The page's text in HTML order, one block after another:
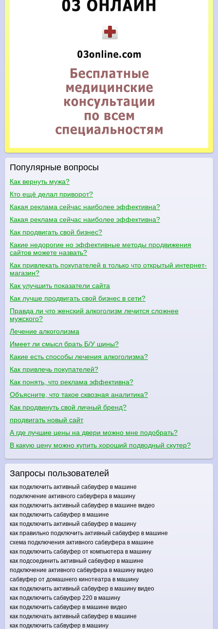
Популярные вопросы
Как вернуть мужа?
Кто ещё делал приворот?
Какая реклама сейчас наиболее эффективна?
Какая реклама сейчас наиболее эффективна?
Как продвигать свой бизнес?
Какие недорогие но эффективные методы продвижения
сайтов можете назвать?
Как привлекать покупателей в только что открытый интернет-
магазин?
Как улучшить показатели сайта
Как лучше продвигать свой бизнес в сети?
Правда ли что женский алкоголизм лечится сложнее
мужского?
Лечение алкоголизма
Имеет ли смысл брать Б/У шины?
Какие есть способы лечения алкоголизма?
Как привлечь покупателей?
Как понять, что реклама эффективна?
Объясните, что такое сквозная аналитика?
Как продвинуть свой личный бренд?
продвигать новый сайт
А где лучшие цены на двери можно мне подобрать?
В какую цену можно купить хороший подводный скутер?
Запросы пользователей
как подключить активный сабвуфер в машине
подключение активного сабвуфера в машину
как подключить активный сабвуфер в машине видео
как подключить сабвуфер в машине
как подключить активный сабвуфер в машину
как правильно подключить активный сабвуфер в машине
схема подключения активного сабвуфера в машине
как подключить сабвуфер от компьютера в машину
как подсоединить активный сабвуфер в машине
подключение активного сабвуфера в машину видео
сабвуфер от домашнего кинотеатра в машину
как подключить активный сабвуфер в машину видео
как подключить сабвуфер 220 в машину
как подключить сабвуфер в машине видео
как подключать активный сабвуфер в машине
как подключить сабвуфер в машину